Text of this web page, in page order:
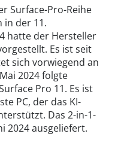
Surface-Pro-Reihe
in der 11.
hatte der Hersteller
Es ist seit
sich vorwiegend an
2024 folgte
Pro 11. Es ist
PC, der das KI-
Das 2-in-1-
2024 ausgeliefert.